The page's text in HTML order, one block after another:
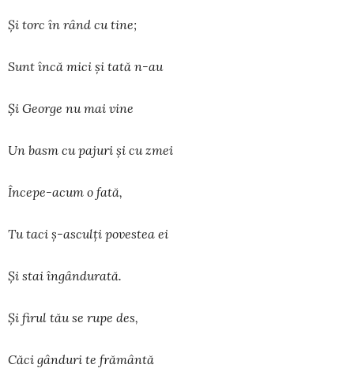
Şi torc în rând cu tine;
Sunt încă mici şi tată n-au
Şi George nu mai vine
Un basm cu pajuri şi cu zmei
Începe-acum o fată,
Tu taci ş-asculţi povestea ei
Şi stai îngândurată.
Şi firul tău se rupe des,
Căci gânduri te frământă